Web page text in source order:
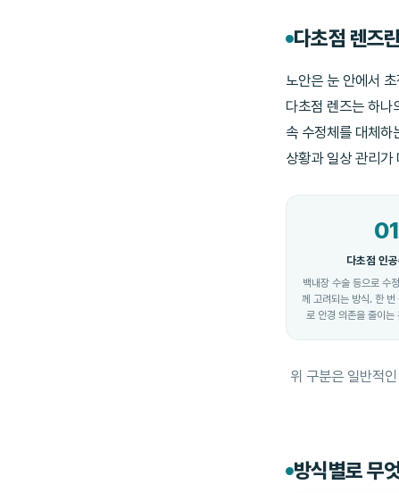
다초점 렌즈
노안은 눈 안에서
다초점 렌즈는 하나
속 수정체를 대체하
상황과 일상 관리가
01
다초점 인
백내장 수술 등으로 수
께 고려되는 방식. 한 번
로 안경 의존을 줄이는
위 구분은 일반적
방식별로 무